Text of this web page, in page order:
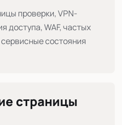
проверки, VPN-
доступа, WAF, частых
состояния
страницы